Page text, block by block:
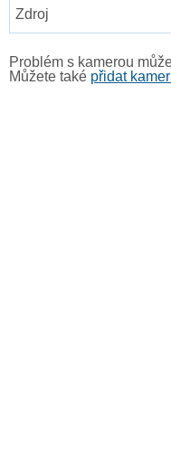
Problém s kamerou
Můžete také přidat